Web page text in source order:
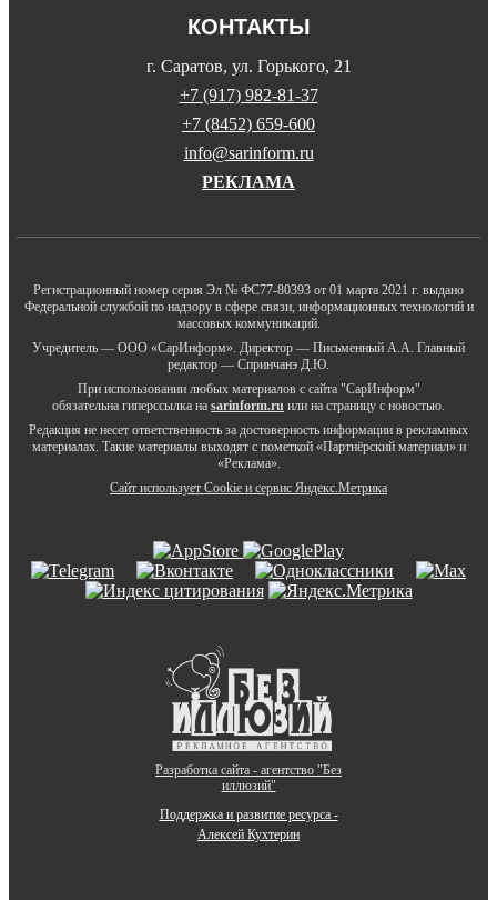
КОНТАКТЫ
г. Саратов, ул. Горького, 21
+7 (917) 982-81-37
+7 (8452) 659-600
info@sarinform.ru
РЕКЛАМА
Регистрационный номер серия Эл № ФС77-80393 от 01 марта 2021 г. выдано
Федеральной службой по надзору в сфере связи, информационных технологий и
массовых коммуникаций.
Учредитель — ООО «СарИнформ». Директор — Письменный А.А. Главный
редактор — Спринчанэ Д.Ю.
При использовании любых материалов с сайта "СарИнформ"
обязательна гиперссылка на sarinform.ru или на страницу с новостью.
Редакция не несет ответственность за достоверность информации в рекламных
материалах. Такие материалы выходят с пометкой «Партнёрский материал» и
«Реклама».
Сайт использует Cookie и сервиc Яндекс.Метрика
Разработка сайта - агентство "Без
иллюзий"
Поддержка и развитие ресурса -
Алексей Кухтерин